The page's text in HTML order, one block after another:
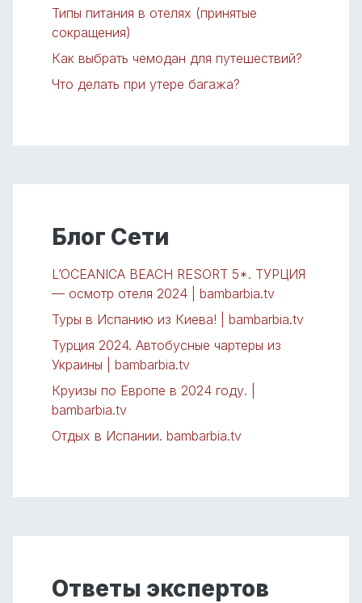
Типы питания в отелях (принятые
сокращения)
Как выбрать чемодан для путешествий?
Что делать при утере багажа?
Блог Сети
L’OCEANICA BEACH RESORT 5*. ТУРЦИЯ
— осмотр отеля 2024 | bambarbia.tv
Туры в Испанию из Киева! | bambarbia.tv
Турция 2024. Автобусные чартеры из
Украины | bambarbia.tv
Круизы по Европе в 2024 году. |
bambarbia.tv
Отдых в Испании. bambarbia.tv
Ответы экспертов